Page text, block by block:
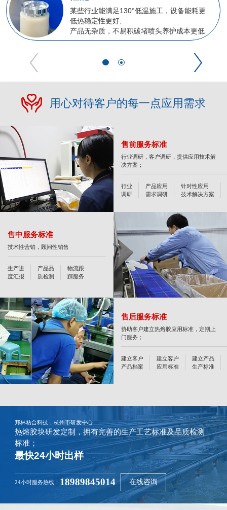
130°低温施工，设备能耗更
;
易积碳堵喷头养护成本更低
检测
提供多项欧盟
用心对待客户的每一点应用需求
售前服务标准
行业调研，客户调研，提供应用技术解
决方案；
行业
调研
产品应用
需求调研
针对性应用
技术解决方案
售中服务标准
技术性营销，顾问性销售
生产进
度汇报
产品品
质检测
物流跟
踪服务
售后服务标准
协助客户建立热熔胶应用标准，定期上
门服务；
建立客户
产品档案
建立客户
应用标准
建立产品
生产标准
邦林粘合科技，杭州市研发中心
热熔胶块研发定制，拥有完善的生产工艺标准及品质检测
标准；
最快24小时出样
24小时服务热线： 18989845014 在线咨询